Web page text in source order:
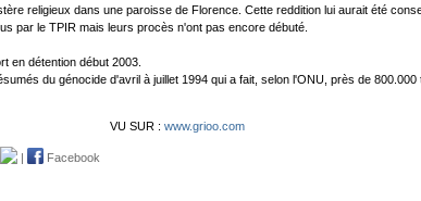
religieux dans une paroisse de Florence. Cette reddition lui aurait été
par le TPIR mais leurs procès n'ont pas encore débuté.
en détention début 2003.
du génocide d'avril à juillet 1994 qui a fait, selon l'ONU, près de
VU SUR : www.grioo.com
| Facebook